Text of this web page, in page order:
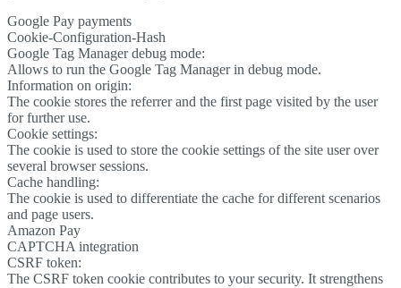
Google Pay payments
Cookie-Configuration-Hash
Google Tag Manager debug mode:
Allows to run the Google Tag Manager in debug mode.
Information on origin:
The cookie stores the referrer and the first page visited by the user
for further use.
Cookie settings:
The cookie is used to store the cookie settings of the site user over
several browser sessions.
Cache handling:
The cookie is used to differentiate the cache for different scenarios
and page users.
Amazon Pay
CAPTCHA integration
CSRF token:
The CSRF token cookie contributes to your security. It strengthens